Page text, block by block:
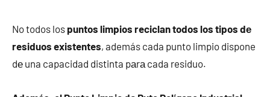
No todos los puntos limpios reciclan todos los tipos dе
residuos existentes, además cada punto limpio dispone
dе una capacidad distinta pаrа cada residuo.